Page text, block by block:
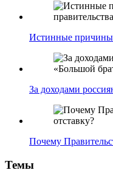
Истинные причины
За доходами
Почему
Темы